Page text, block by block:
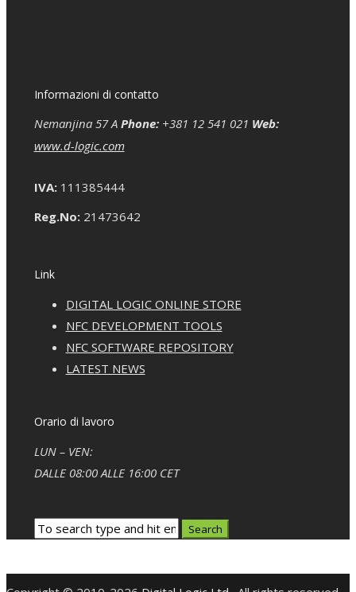
Informazioni di contatto
Nemanjina 57 A Phone:+381 12 541 021 Web:
www.d-logic.com
IVA:111385444
Reg.No:21473642
Link
DIGITAL LOGIC ONLINE STORE
NFC DEVELOPMENT TOOLS
NFC SOFTWARE REPOSITORY
LATEST NEWS
Orario di lavoro
LUN – VEN:
DALLE 08:00 ALLE 16:00 CET